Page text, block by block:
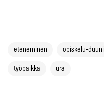
eteneminen opiskelu-duuni
työpaikka ura